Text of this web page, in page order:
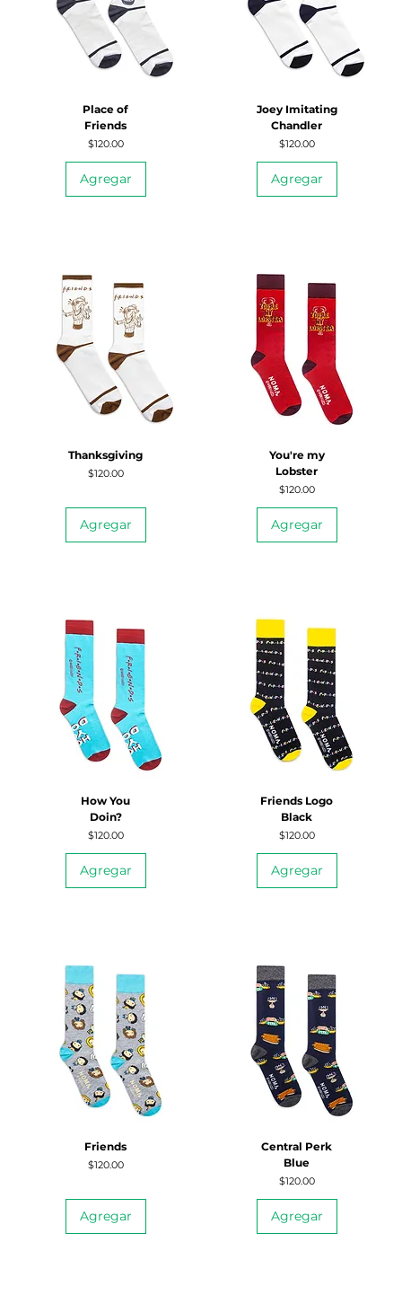
Place of
Friends
Precio
$120.00
Agregar
Joey Imitating
Chandler
Precio
$120.00
Agregar
Thanksgiving
Precio
$120.00
Agregar
You're my
Lobster
Precio
$120.00
Agregar
How You
Doin?
Precio
$120.00
Agregar
Friends Logo
Black
Precio
$120.00
Agregar
Friends
Precio
$120.00
Agregar
Central Perk
Blue
Precio
$120.00
Agregar